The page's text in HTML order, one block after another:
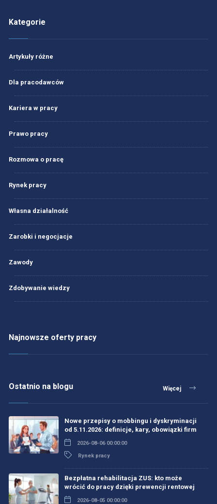
Kategorie
Artykuły różne
Dla pracodawców
Kariera w pracy
Prawo pracy
Rozmowa o pracę
Rynek pracy
Własna działalność
Zarobki i negocjacje
Zawody
Zdobywanie wiedzy
Najnowsze oferty pracy
Ostatnio na blogu Więcej
Nowe przepisy o mobbingu i dyskryminacji
od 5.11.2026: definicje, kary, obowiązki firm
2026-08-06 00:00:00
Rynek pracy
Bezpłatna rehabilitacja ZUS: kto może
wrócić do pracy dzięki prewencji rentowej
2026-08-05 00:00:00